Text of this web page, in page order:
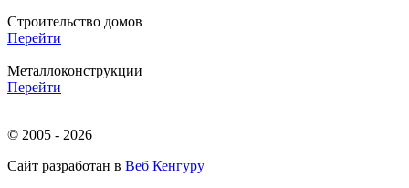
Строительство домов
Перейти
Металлоконструкции
Перейти
© 2005 - 2026
Сайт разработан в Веб Кенгуру